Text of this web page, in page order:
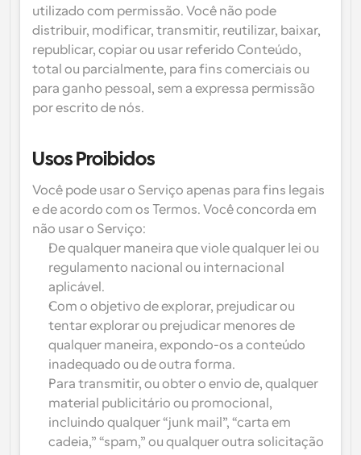
utilizado com permissão. Você não pode
distribuir, modificar, transmitir, reutilizar, baixar,
republicar, copiar ou usar referido Conteúdo,
total ou parcialmente, para fins comerciais ou
para ganho pessoal, sem a expressa permissão
por escrito de nós.
Usos Proibidos
Você pode usar o Serviço apenas para fins legais
e de acordo com os Termos. Você concorda em
não usar o Serviço:
De qualquer maneira que viole qualquer lei ou
regulamento nacional ou internacional
aplicável.
Com o objetivo de explorar, prejudicar ou
tentar explorar ou prejudicar menores de
qualquer maneira, expondo-os a conteúdo
inadequado ou de outra forma.
Para transmitir, ou obter o envio de, qualquer
material publicitário ou promocional,
incluindo qualquer “junk mail”, “carta em
cadeia,” “spam,” ou qualquer outra solicitação